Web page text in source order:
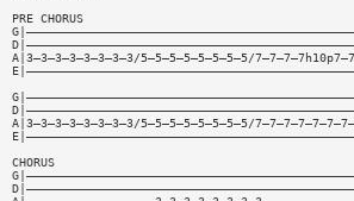
PRE CHORUS
A|3—3—3—3—3—3—3—3/5—5—5—5—5—5—5—5/
A|3—3—3—3—3—3—3—3/5—5—5—5—5—5—5—5/
CHORUS